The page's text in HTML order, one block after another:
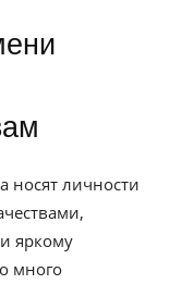
носят личности
яркому
много